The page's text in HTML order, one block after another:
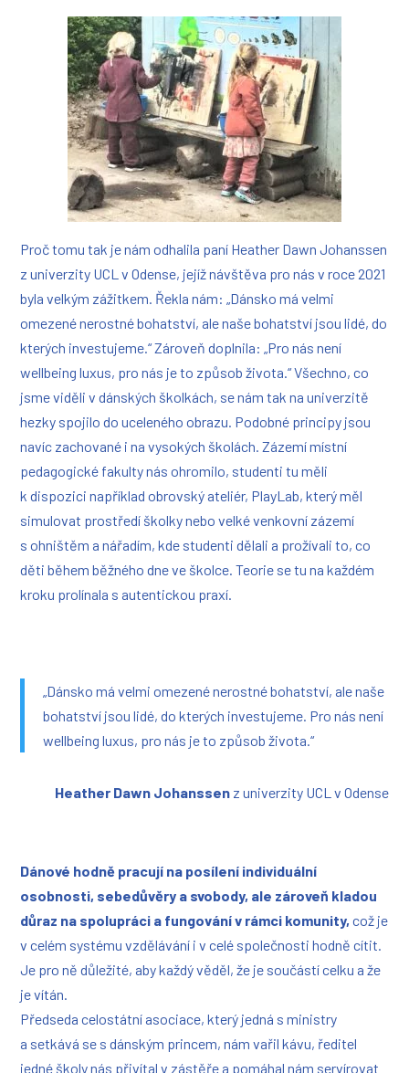
Proč tomu tak je nám odhalila paní Heather Dawn Johanssen
z univerzity UCL v Odense, jejíž návštěva pro nás v roce 2021
byla velkým zážitkem. Řekla nám: „Dánsko má velmi
omezené nerostné bohatství, ale naše bohatství jsou lidé, do
kterých investujeme.“ Zároveň doplnila: „Pro nás není
wellbeing luxus, pro nás je to způsob života.“ Všechno, co
jsme viděli v dánských školkách, se nám tak na univerzitě
hezky spojilo do uceleného obrazu. Podobné principy jsou
navíc zachované i na vysokých školách.Zázemí místní
pedagogické fakulty nás ohromilo, studenti tu měli
k dispozici například obrovský ateliér, PlayLab, který měl
simulovat prostředí školky nebo velké venkovní zázemí
s ohništěm a nářadím, kde studenti dělali a prožívali to, co
děti během běžného dne ve školce. Teorie se tu na každém
kroku prolínala s autentickou praxí.
„Dánsko má velmi omezené nerostné bohatství, ale naše
bohatství jsou lidé, do kterých investujeme. Pro nás není
wellbeing luxus, pro nás je to způsob života.“
Heather Dawn Johanssenz univerzity UCL v Odense
Dánové hodně pracují na posílení individuální
osobnosti, sebedůvěry a svobody, ale zároveň kladou
důraz na spolupráci a fungování v rámci komunity, což je
v celém systému vzdělávání i v celé společnosti hodně cítit.
Je pro ně důležité, aby každý věděl, že je součástí celku a že
je vítán.
Předseda celostátní asociace, který jedná s ministry
a setkává se s dánským princem, nám vařil kávu, ředitel
jedné školy nás přivítal v zástěře a pomáhal nám servírovat